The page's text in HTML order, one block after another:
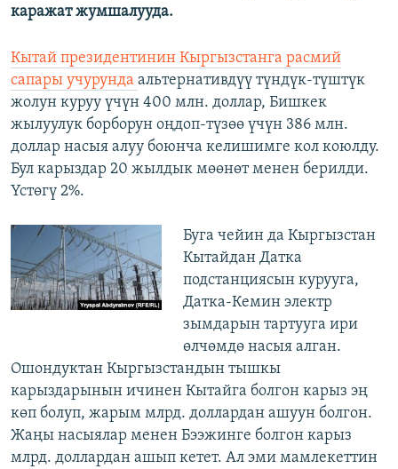
каражат жумшалууда.
Кытай президентинин Кыргызстанга расмий
сапары учурунда альтернативдүү түндүк-түштүк
жолун куруу үчүн 400 млн. доллар, Бишкек
жылуулук борборун оңдоп-түзөө үчүн 386 млн.
доллар насыя алуу боюнча келишимге кол коюлду.
Бул карыздар 20 жылдык мөөнөт менен берилди.
Үстөгү 2%.
Буга чейин да Кыргызстан
Кытайдан Датка
подстанциясын курууга,
Датка-Кемин электр
зымдарын тартууга ири
өлчөмдө насыя алган.
Ошондуктан Кыргызстандын тышкы
карыздарынын ичинен Кытайга болгон карыз эң
көп болуп, жарым млрд. доллардан ашуун болгон.
Жаңы насыялар менен Бээжинге болгон карыз
млрд. доллардан ашып кетет. Ал эми мамлекеттин